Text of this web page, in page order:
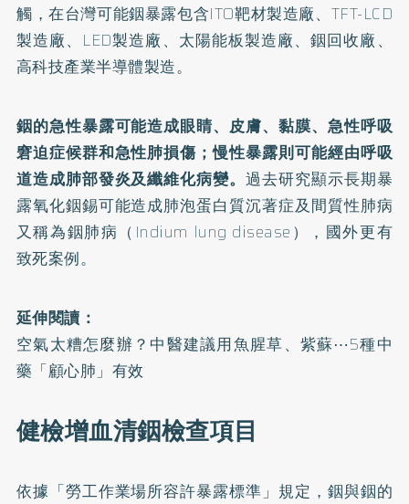
觸，在台灣可能銦暴露包含ITO靶材製造廠、TFT-LCD
製造廠、LED製造廠、太陽能板製造廠、銦回收廠、
高科技產業半導體製造。
銦的急性暴露可能造成眼睛、皮膚、黏膜、急性呼吸
窘迫症候群和急性肺損傷；慢性暴露則可能經由呼吸
道造成肺部發炎及纖維化病變。過去研究顯示長期暴
露氧化銦錫可能造成肺泡蛋白質沉著症及間質性肺病
又稱為銦肺病（Indium lung disease），國外更有
致死案例。
延伸閱讀：
空氣太糟怎麼辦？中醫建議用魚腥草、紫蘇⋯5種中
藥「顧心肺」有效
健檢增血清銦檢查項目
依據「勞工作業場所容許暴露標準」規定，銦與銦的